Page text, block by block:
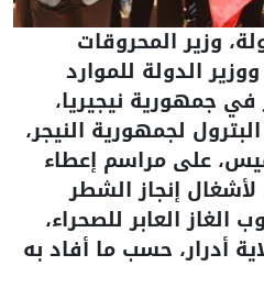
وزير المحروقات
الدولة للموارد
جمهورية نيجيريا،
لجمهورية النيجر،
على مراسم إعطاء
إنجاز الشطر
العابر للصحراء،
أدرار، حسب ما أفاد به